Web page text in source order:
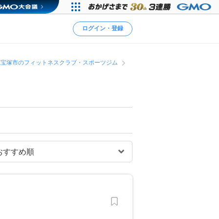
ログイン・登録
塚市のフィットネスクラブ・スポーツジム